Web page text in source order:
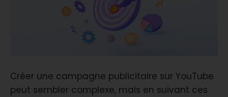
Créer une campagne publicitaire sur YouTube
peut sembler complexe, mais en suivant ces